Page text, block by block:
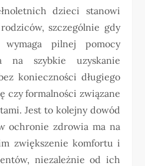
dzieci stanowi
szczególnie gdy
pilnej pomocy
na szybkie uzyskanie
konieczności długiego
czy formalności związane
Jest to kolejny dowód
ochronie zdrowia ma na
zwiększenie komfortu i
niezależnie od ich